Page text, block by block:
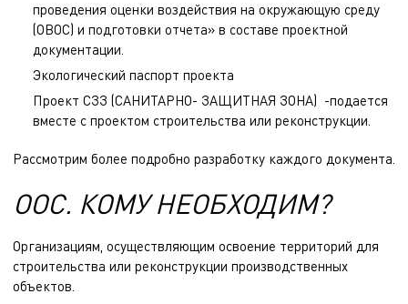
проведения оценки воздействия на окружающую среду
(ОВОС) и подготовки отчета» в составе проектной
документации.
Экологический паспорт проекта
Проект СЗЗ (САНИТАРНО- ЗАЩИТНАЯ ЗОНА) -подается
вместе с проектом строительства или реконструкции.
Рассмотрим более подробно разработку каждого документа.
ООС. КОМУ НЕОБХОДИМ?
Организациям, осуществляющим освоение территорий для
строительства или реконструкции производственных
объектов.